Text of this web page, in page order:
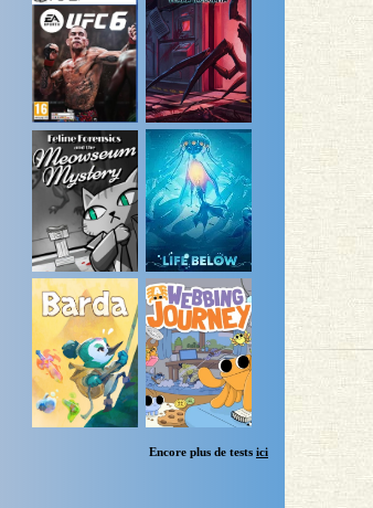
Encore plus de tests ici